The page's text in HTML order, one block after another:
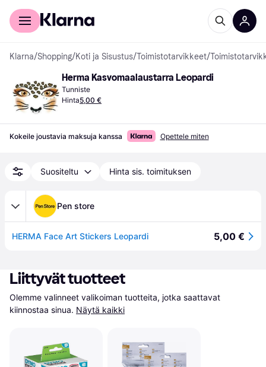
Kuluttajille
Klarna/Shopping/Koti ja Sisustus/Toimistotarvikkeet/
Herma Kasvomaalaustarra Leopardi
Tunniste
Hinta5,00 €
Kokeile joustavia maksuja kanssa Opettele miten
Suositeltu Hinta sis. toimituksen
Pen store
HERMA Face Art Stickers Leopardi 5,00 €
Liittyvät tuotteet
Olemme valinneet valikoiman tuotteita, jotka saattavat
kiinnostaa sinua. Näytä kaikki